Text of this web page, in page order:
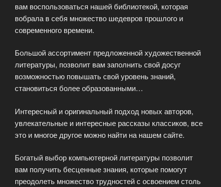
вам воспользоваться нашей библиотекой, которая
вобрала в себя множество шедевров прошлого и
современного времени.
Большой ассортимент предложенной художественной
литературы, позволит вам заполнить свой досуг
возможностью повышать свой уровень знаний,
становиться более образованными…
Интересный и оригинальный подход новых авторов,
увлекательные и интересные рассказы классиков, все
это и многое другое можно найти на нашем сайте.
Богатый выбор компьютерной литературы позволит
вам получить бесценные знания, которые помогут
преодолеть множество трудностей с освоением столь